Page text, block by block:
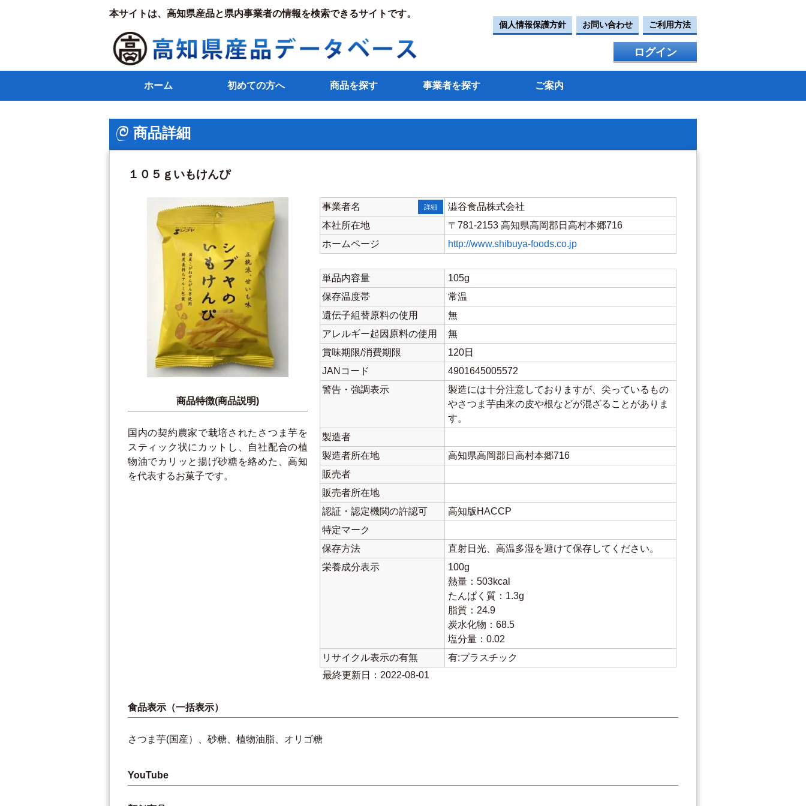
本サイトは、高知県産品と県内事業者の情報を検索できるサイトです。
個人情報保護方針 お問い合わせ ご利用方法
ログイン
ホーム 初めての方へ 商品を探す 事業者を探す ご案内
商品詳細
１０５ｇいもけんぴ
商品特徴(商品説明)
国内の契約農家で栽培されたさつま芋を
スティック状にカットし、自社配合の植
物油でカリッと揚げ砂糖を絡めた、高知
を代表するお菓子です。
事業者名 詳細
澁谷食品株式会社
本社所在地
〒781-2153 高知県高岡郡日高村本郷716
ホームページ
http://www.shibuya-foods.co.jp
単品内容量
105g
保存温度帯
常温
遺伝子組替原料の使用
無
アレルギー起因原料の使用
無
賞味期限/消費期限
120日
JANコード
4901645005572
警告・強調表示
製造には十分注意しておりますが、尖っているもの
やさつま芋由来の皮や根などが混ざることがありま
す。
製造者
製造者所在地
高知県高岡郡日高村本郷716
販売者
販売者所在地
認証・認定機関の許認可
高知版HACCP
特定マーク
保存方法
直射日光、高温多湿を避けて保存してください。
栄養成分表示
100g
熱量：503kcal
たんぱく質：1.3g
脂質：24.9
炭水化物：68.5
塩分量：0.02
リサイクル表示の有無
有:プラスチック
最終更新日：2022-08-01
食品表示（一括表示）
さつま芋(国産）、砂糖、植物油脂、オリゴ糖
YouTube